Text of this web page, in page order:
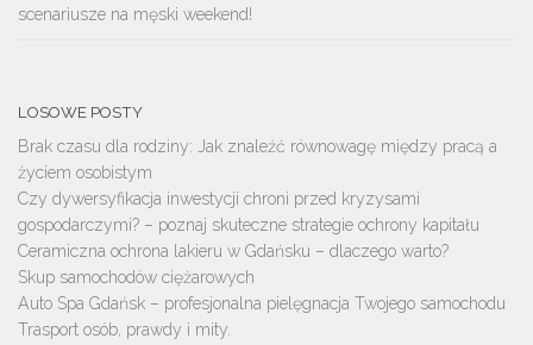
scenariusze na męski weekend!
LOSOWE POSTY
Brak czasu dla rodziny: Jak znaleźć równowagę między pracą a
życiem osobistym
Czy dywersyfikacja inwestycji chroni przed kryzysami
gospodarczymi? – poznaj skuteczne strategie ochrony kapitału
Ceramiczna ochrona lakieru w Gdańsku – dlaczego warto?
Skup samochodów ciężarowych
Auto Spa Gdańsk – profesjonalna pielęgnacja Twojego samochodu
Trasport osób, prawdy i mity.